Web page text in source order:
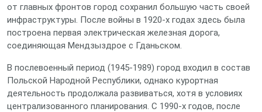
от главных фронтов город сохранил большую часть своей
инфраструктуры. После войны в 1920‑х годах здесь была
построена первая электрическая железная дорога,
соединяющая Мендзыздрое с Гданьском.
В послевоенный период (1945‑1989) город входил в состав
Польской Народной Республики, однако курортная
деятельность продолжала развиваться, хотя в условиях
централизованного планирования. С 1990‑х годов, после